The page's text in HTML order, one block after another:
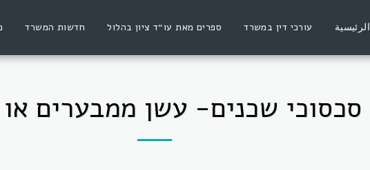
الرئيسية עורכי דין במשרד ספרים מאת עו״ד ציון בהלול חדשות המשרד
סכסוכי שכנים- עשן ממבערים או